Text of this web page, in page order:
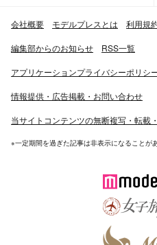
会社概要 モデルプレスとは 利用規
編集部からのお知らせ RSS一覧
アプリケーションプライバシーポリシ
情報提供・広告掲載・お問い合わせ
当サイトコンテンツの無断複写・転載
※一定期間を過ぎた記事は非表示になることが